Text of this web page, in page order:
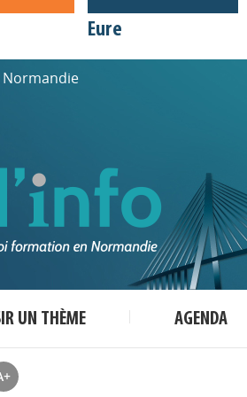
Eure
UN THÈME AGENDA